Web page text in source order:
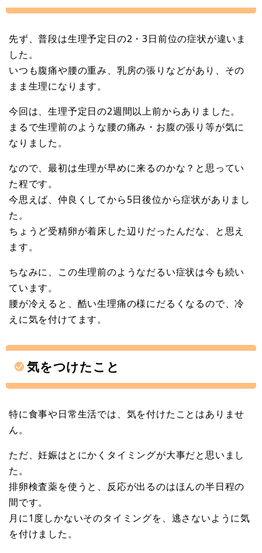
先ず、普段は生理予定日の2・3日前位の症状が違いま
した。
いつも腹痛や腰の重み、乳房の張りなどがあり、その
まま生理になります。
今回は、生理予定日の2週間以上前からありました。
まるで生理前のような腰の痛み・お腹の張り等が気に
なりました。
なので、最初は生理が早めに来るのかな？と思ってい
た程です。
今思えば、仲良くしてから5日後位から症状がありまし
た。
ちょうど受精卵が着床した辺りだったんだな、と思え
ます。
ちなみに、この生理前のようなだるい症状は今も続い
ています。
腰が冷えると、酷い生理痛の様にだるくなるので、冷
えに気を付けてます。
気をつけたこと
特に食事や日常生活では、気を付けたことはありませ
ん。
ただ、妊娠はとにかくタイミングが大事だと思いまし
た。
排卵検査薬を使うと、反応が出るのはほんの半日程の
間です。
月に1度しかないそのタイミングを、逃さないように気
を付けました。